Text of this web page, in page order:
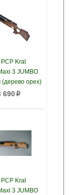
Kral
3 JUMBO
(дерево орех)
690p
Kral
3 JUMBO